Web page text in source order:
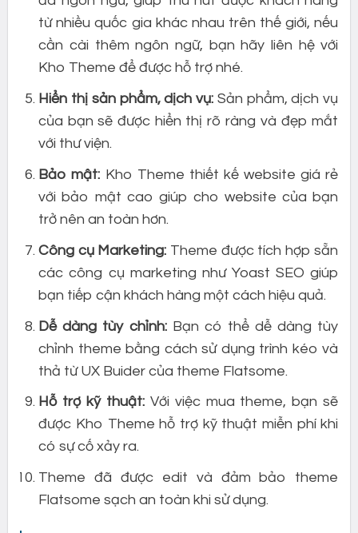
từ nhiều quốc gia khác nhau trên thế giới, nếu
cần cài thêm ngôn ngữ, bạn hãy liên hệ với
Kho Theme để được hỗ trợ nhé.
Hiển thị sản phẩm, dịch vụ: Sản phẩm, dịch vụ
của bạn sẽ được hiển thị rõ ràng và đẹp mắt
với thư viện.
Bảo mật: Kho Theme thiết kế website giá rẻ
với bảo mật cao giúp cho website của bạn
trở nên an toàn hơn.
Công cụ Marketing: Theme được tích hợp sẵn
các công cụ marketing như Yoast SEO giúp
bạn tiếp cận khách hàng một cách hiệu quả.
Dễ dàng tùy chỉnh:Bạn có thể dễ dàng tùy
chỉnh theme bằng cách sử dụng trình kéo và
thả từ UX Buider của theme Flatsome.
Hỗ trợ kỹ thuật:Với việc mua theme, bạn sẽ
được Kho Theme hỗ trợ kỹ thuật miễn phí khi
có sự cố xảy ra.
Theme đã được edit và đảm bảo theme
Flatsome sạch an toàn khi sử dụng.